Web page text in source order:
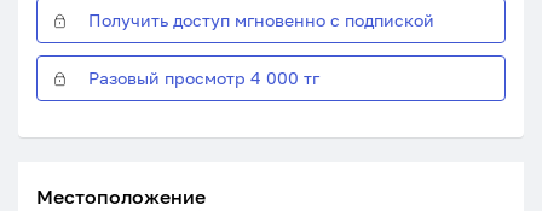
Получить доступ мгновенно с подпиской
Разовый просмотр 4 000 тг
Местоположение